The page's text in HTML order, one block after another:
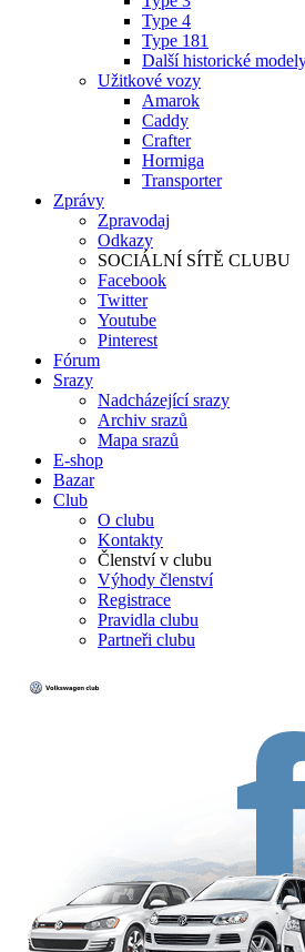
Type 4
Type 181
Další historické
Užitkové vozy
Amarok
Caddy
Crafter
Hormiga
Transporter
Zprávy
Zpravodaj
Odkazy
SOCIÁLNÍ SÍTĚ CLUBU
Facebook
Twitter
Youtube
Pinterest
Fórum
Srazy
Nadcházející srazy
Archiv srazů
Mapa srazů
E-shop
Bazar
Club
O clubu
Kontakty
Členství v clubu
Výhody členství
Registrace
Pravidla clubu
Partneři clubu